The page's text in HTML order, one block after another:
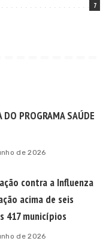
7
PROGRAMA SAÚDE
de 2026
contra a Influenza
acima de seis
417 municípios
de 2026